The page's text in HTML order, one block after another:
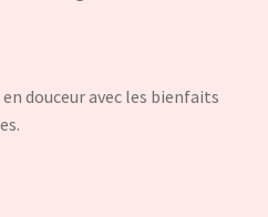
douceur avec les bienfaits